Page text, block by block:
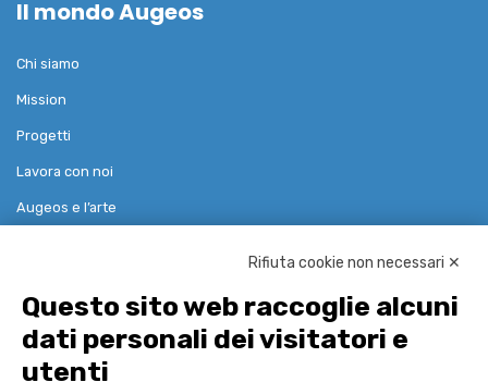
Il mondo Augeos
Chi siamo
Mission
Progetti
Lavora con noi
Augeos e l’arte
Soluzioni
Governance Risk Compliance
Rifiuta cookie non necessari ✕
Questo sito web raccoglie alcuni
dati personali dei visitatori e
utenti